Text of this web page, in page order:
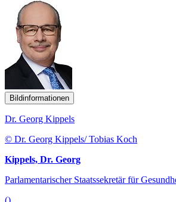
Bildinformationen
Dr. Georg Kippels
© Dr. Georg Kippels/ Tobias Koch
Kippels, Dr. Georg
Parlamentarischer Staatssekretär für
()